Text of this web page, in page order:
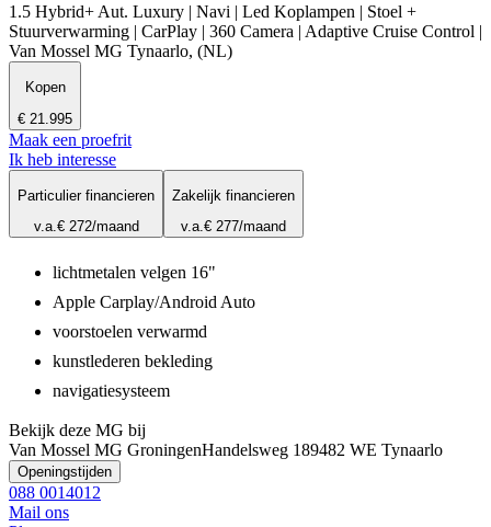
1.5 Hybrid+ Aut. Luxury | Navi | Led Koplampen | Stoel +
Stuurverwarming | CarPlay | 360 Camera | Adaptive Cruise Control |
Van Mossel MG Tynaarlo, (NL)
Kopen
€ 21.995
Maak een proefrit
Ik heb interesse
Particulier financieren
v.a.€ 272/maand
Zakelijk financieren
v.a.€ 277/maand
lichtmetalen velgen 16"
Apple Carplay/Android Auto
voorstoelen verwarmd
kunstlederen bekleding
navigatiesysteem
Bekijk deze MG bij
Van Mossel MG GroningenHandelsweg 189482 WE Tynaarlo
Openingstijden
088 0014012
Mail ons